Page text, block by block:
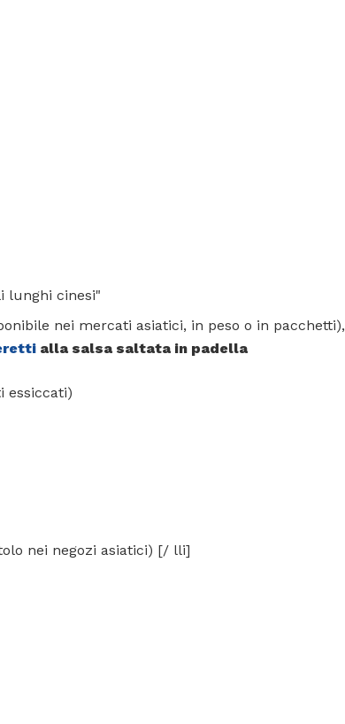
lunghi cinesi"
nei mercati asiatici, in peso o in pacchetti),
alla salsa saltata in padella
essiccati)
nei negozi asiatici) [/ lli]